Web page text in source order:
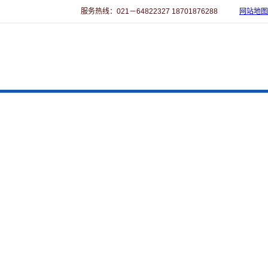
服务热线：021－64822327 18701876288 网站地图